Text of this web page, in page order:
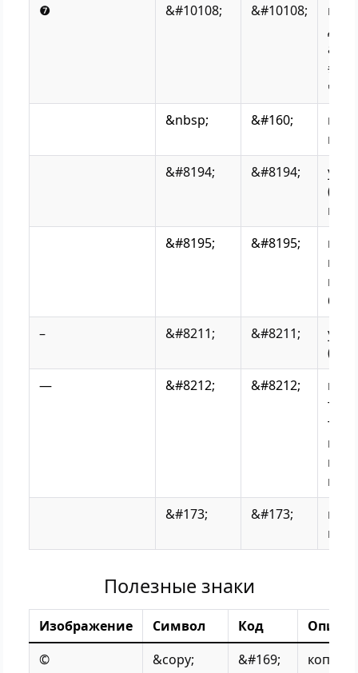
❼
&#10108; &#10108;
&nbsp;
&#160;
&#8194;
&#8194;
(еn-
в
&#8195;
&#8195;
–
&#8211; &#8211;
(en-
—
&#8212; &#8212;
в
&#173;
&#173;
Полезные знаки
Изображение Символ Код
©
&copy; &#169;